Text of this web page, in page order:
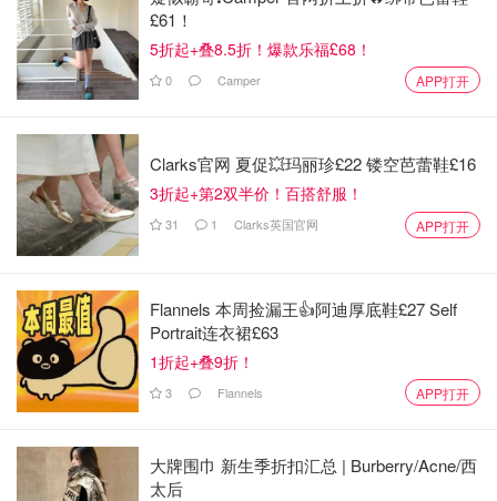
破壁机里面放入，蒜头，姜，洋葱，苹果，还有虾油，苹果
除去中间的籽切块，全部放入搅碎成汁就可以了，家里的破
壁机已经马力不够了，我分了好多次才搅碎成汁😂！
£61！
5折起+叠8.5折！爆款乐福£68！
0 Camper APP打开
Clarks官网 夏促💥玛丽珍£22 镂空芭蕾鞋£16
3折起+第2双半价！百搭舒服！
31 1 Clarks英国官网 APP打开
Flannels 本周捡漏王👍阿迪厚底鞋£27 Self
Portrait连衣裙£63
1折起+叠9折！
3 Flannels APP打开
大牌围巾 新生季折扣汇总 | Burberry/Acne/西
太后